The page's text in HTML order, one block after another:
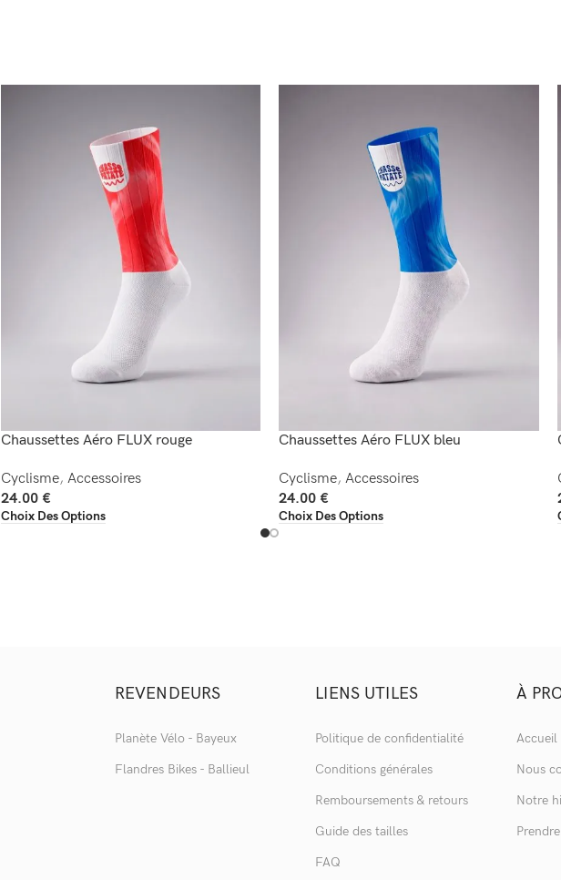
Chaussettes Aéro FLUX rouge
Cyclisme, Accessoires
24.00 €
Choix Des Options
Chaussettes Aéro FLUX bleu
Cyclisme, Accessoires
24.00 €
Choix Des Options
REVENDEURS
Planète Vélo - Bayeux
Flandres Bikes - Ballieul
LIENS UTILES
Politique de confidentialité
Conditions générales
Remboursements & retours
Guide des tailles
FAQ
À
Accueil
Nous
Notre